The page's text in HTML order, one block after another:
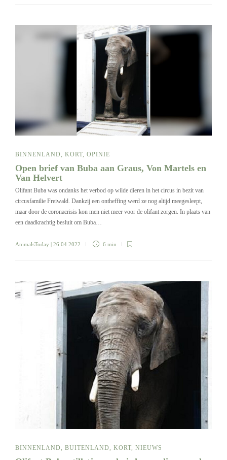
BINNENLAND, KORT, OPINIE
Open brief van Buba aan Graus, Von Martels en
Van Helvert
Olifant Buba was ondanks het verbod op wilde dieren in het circus in bezit van
circusfamilie Freiwald. Dankzij een ontheffing werd ze nog altijd meegesleept,
maar door de coronacrisis kon men niet meer voor de olifant zorgen. In plaats van
een daadkrachtig besluit om Buba…
AnimalsToday | 26 04 2022 6 min
BINNENLAND, BUITENLAND, KORT, NIEUWS